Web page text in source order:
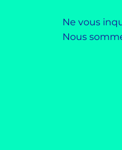
Ne vous
Nous